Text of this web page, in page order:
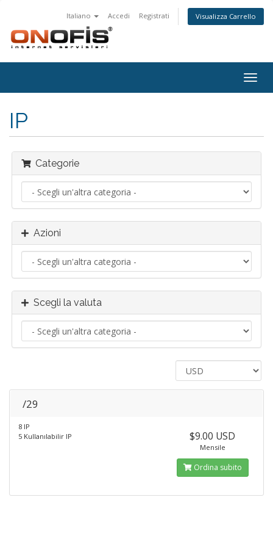
Italiano Accedi Registrati Visualizza Carrello
IP
Categorie
Azioni
Scegli la valuta
/29
8 IP
5 Kullanılabilir IP
$9.00 USD
Mensile
Ordina subito